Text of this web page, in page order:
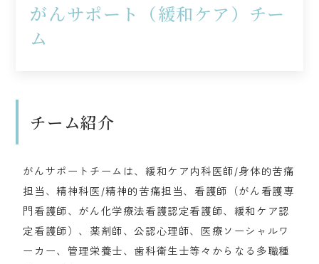
検索する
がんサポート（緩和ケア）チー
ム
チーム紹介
がんサポートチームは、緩和ケア内科医師/身体的苦痛
担当、精神科医/精神的苦痛担当、看護師（がん看護専
門看護師、がん化学療法看護認定看護師、緩和ケア認
定看護師）、薬剤師、公認心理師、医療ソーシャルワ
ーカー、管理栄養士、歯科衛生士等々からなる多職種